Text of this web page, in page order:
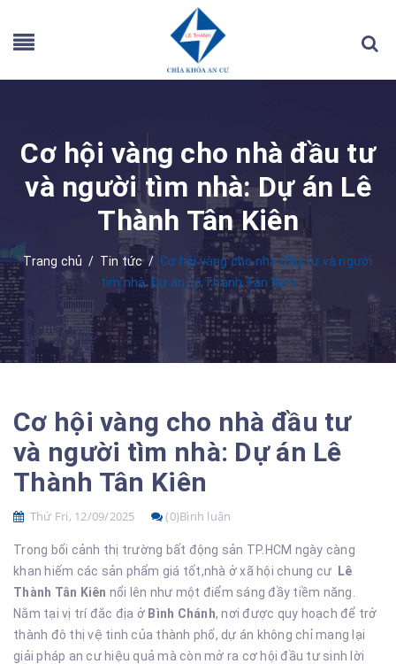
Cơ hội vàng cho nhà đầu tư
và người tìm nhà: Dự án Lê
Thành Tân Kiên
Trang chủ / Tin tức / Cơ hội vàng cho nhà đầu tư và người
tìm nhà: Dự án Lê Thành Tân Kiên
Cơ hội vàng cho nhà đầu tư
và người tìm nhà: Dự án Lê
Thành Tân Kiên
Thứ Fri, 12/09/2025 (0)Bình luận
Trong bối cảnh thị trường bất động sản TP.HCM ngày càng
khan hiếm các sản phẩm giá tốt,nhà ở xã hội chung cư
Lê
Thành Tân Kiên nổi lên như một điểm sáng đầy tiềm năng.
Nằm tại vị trí đắc địa ở Bình Chánh, nơi được quy hoạch để trở
thành đô thị vệ tinh của thành phố, dự án không chỉ mang lại
giải pháp an cư hiệu quả mà còn mở ra cơ hội đầu tư sinh lời